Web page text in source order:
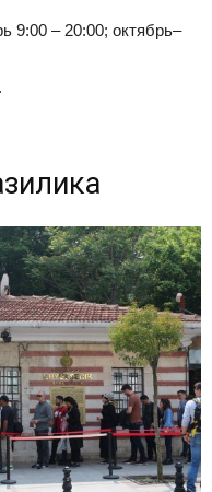
9:00 – 20:00; октябрь–